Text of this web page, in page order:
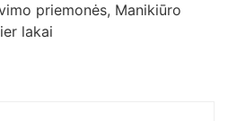
priemonės, Manikiūro
lakai